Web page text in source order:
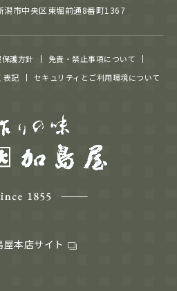
潟市中央区東堀前通8番町1367
護方針
免責・禁止事項について
表記
セキュリティとご利用環境について
屋本店サイト